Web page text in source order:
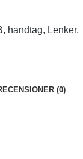
, handtag, Lenker,
(0)